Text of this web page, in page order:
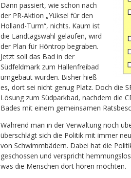
Dann passiert, wie schon nach
der PR-Aktion „Yüksel für den
Holland-Turm“, nichts. Kaum ist
die Landtagswahl gelaufen, wird
der Plan für Höntrop begraben.
Jetzt soll das Bad in der
Südfeldmark zum Hallenfreibad
umgebaut wurden. Bisher hieß
es, dort sei nicht genug Platz. Doch die
Lösung zum Südparkbad, nachdem die
Bades mit einem gemeinsamen
Während man in der Verwaltung noch
überschlägt sich die Politik mit immer
von Schwimmbädern. Dabei hat die
geschossen und verspricht
was die Menschen dort hören möchten.